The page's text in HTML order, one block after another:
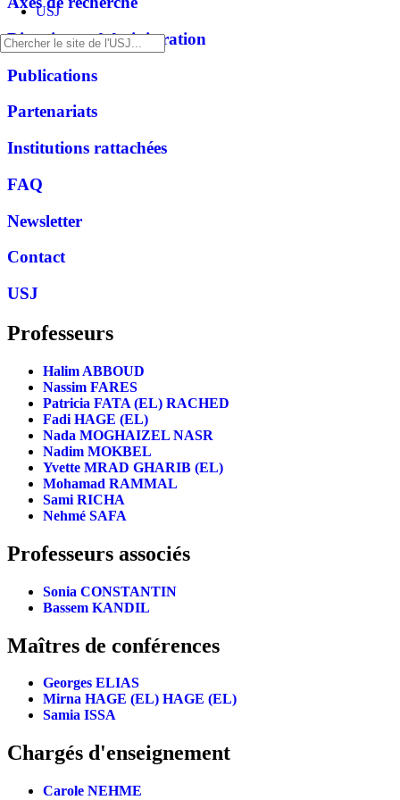
USJ
Direction et Administration
Publications
Partenariats
Institutions rattachées
FAQ
Newsletter
Contact
USJ
Professeurs
Halim ABBOUD
Nassim FARES
Patricia FATA (EL) RACHED
Fadi HAGE (EL)
Nada MOGHAIZEL NASR
Nadim MOKBEL
Yvette MRAD GHARIB (EL)
Mohamad RAMMAL
Sami RICHA
Nehmé SAFA
Professeurs associés
Sonia CONSTANTIN
Bassem KANDIL
Maîtres de conférences
Georges ELIAS
Mirna HAGE (EL) HAGE (EL)
Samia ISSA
Chargés d'enseignement
Carole NEHME